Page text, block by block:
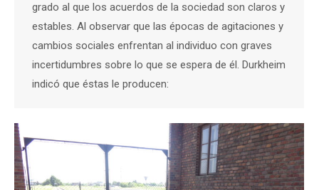
grado al que los acuerdos de la sociedad son claros y
estables. Al observar que las épocas de agitaciones y
cambios sociales enfrentan al individuo con graves
incertidumbres sobre lo que se espera de él. Durkheim
indicó que éstas le producen: